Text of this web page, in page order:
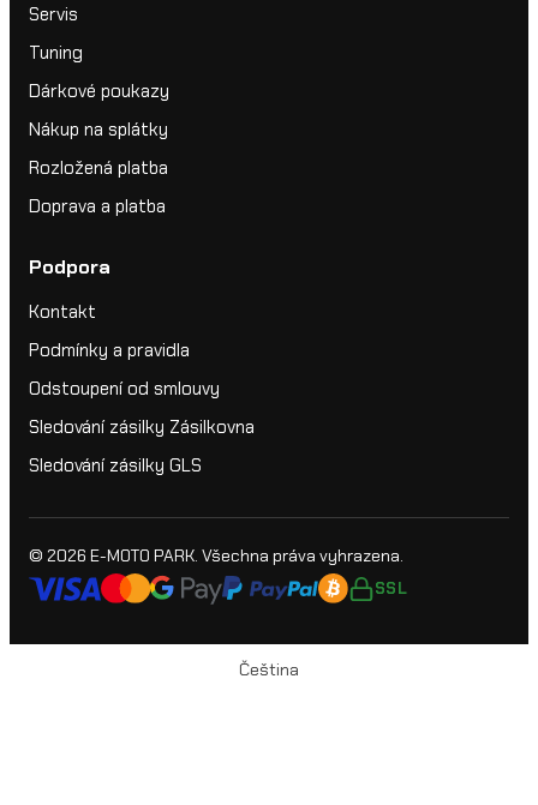
Servis
Tuning
Dárkové poukazy
Nákup na splátky
Rozložená platba
Doprava a platba
Podpora
Kontakt
Podmínky a pravidla
Odstoupení od smlouvy
Sledování zásilky Zásilkovna
Sledování zásilky GLS
© 2026 E-MOTO PARK. Všechna práva vyhrazena.
SSL
Čeština